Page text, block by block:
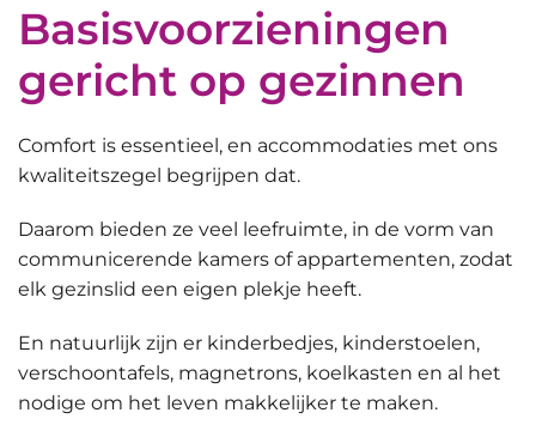
Basisvoorzieningen
gericht op gezinnen
Comfort is essentieel, en accommodaties met ons
kwaliteitszegel begrijpen dat.
Daarom bieden ze veel leefruimte, in de vorm van
communicerende kamers of appartementen, zodat
elk gezinslid een eigen plekje heeft.
En natuurlijk zijn er kinderbedjes, kinderstoelen,
verschoontafels, magnetrons, koelkasten en al het
nodige om het leven makkelijker te maken.